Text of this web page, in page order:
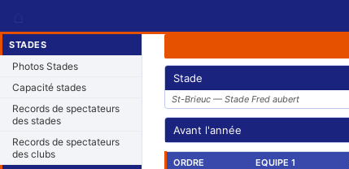
STADES
Photos Stades
Capacité stades
Records de spectateurs
des stades
Records de spectateurs
des clubs
Stade
St-Brieuc — Stade Fred aubert
Avant l'année
ORDRE EQUIPE 1